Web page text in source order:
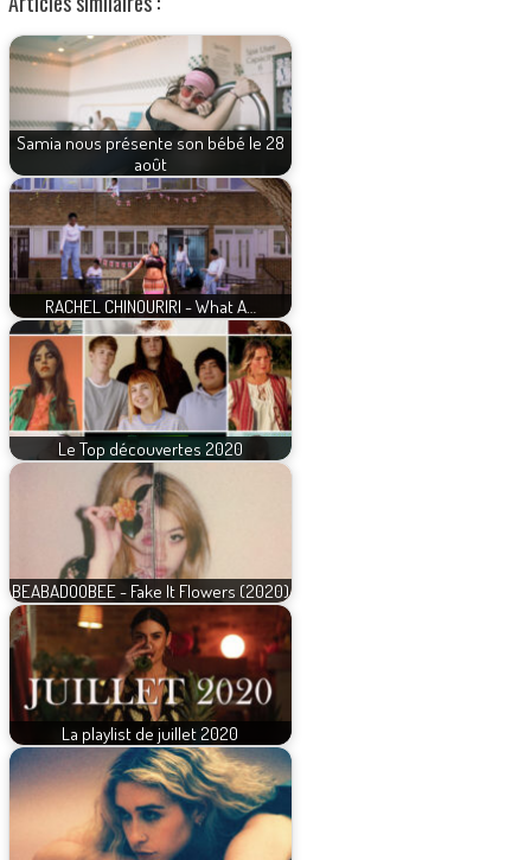
Samia nous présente son bébé le 28
août
RACHEL CHINOURIRI - What A…
Le Top découvertes 2020
BEABADOOBEE - Fake It Flowers (2020)
La playlist de juillet 2020